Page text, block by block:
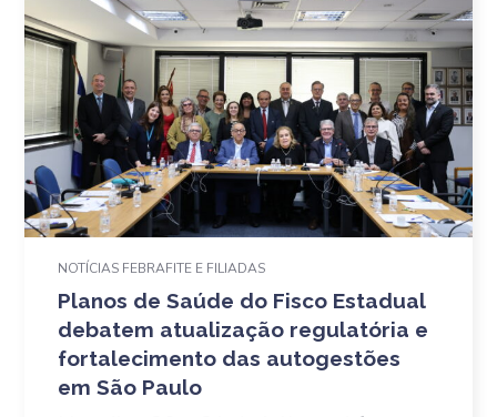
NOTÍCIAS FEBRAFITE E FILIADAS
Planos de Saúde do Fisco Estadual
debatem atualização regulatória e
fortalecimento das autogestões
em São Paulo